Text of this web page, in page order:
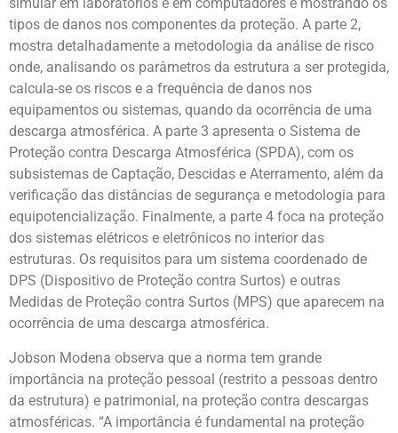
tipos de danos nos componentes da proteção. A parte 2,
mostra detalhadamente a metodologia da análise de risco
onde, analisando os parâmetros da estrutura a ser protegida,
calcula-se os riscos e a frequência de danos nos
equipamentos ou sistemas, quando da ocorrência de uma
descarga atmosférica. A parte 3 apresenta o Sistema de
Proteção contra Descarga Atmosférica (SPDA), com os
subsistemas de Captação, Descidas e Aterramento, além da
verificação das distâncias de segurança e metodologia para
equipotencialização. Finalmente, a parte 4 foca na proteção
dos sistemas elétricos e eletrônicos no interior das
estruturas. Os requisitos para um sistema coordenado de
DPS (Dispositivo de Proteção contra Surtos) e outras
Medidas de Proteção contra Surtos (MPS) que aparecem na
ocorrência de uma descarga atmosférica.
Jobson Modena observa que a norma tem grande
importância na proteção pessoal (restrito a pessoas dentro
da estrutura) e patrimonial, na proteção contra descargas
atmosféricas. “A importância é fundamental na proteção